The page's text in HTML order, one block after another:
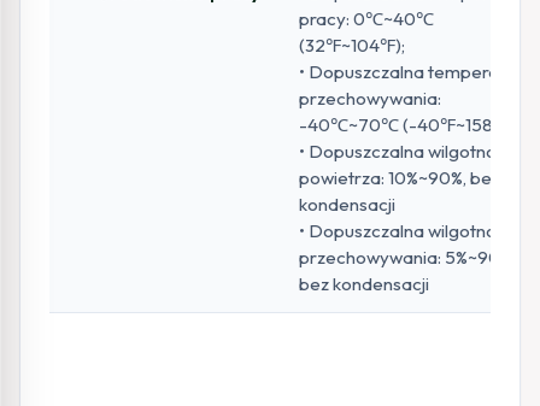
pracy: 0℃~40℃
(32℉~104℉);
• Dopuszczalna temperatura
przechowywania:
-40℃~70℃ (-40℉~158℉);
• Dopuszczalna wilgotność
powietrza: 10%~90%, bez
kondensacji
• Dopuszczalna wilgotność
przechowywania: 5%~90%,
bez kondensacji